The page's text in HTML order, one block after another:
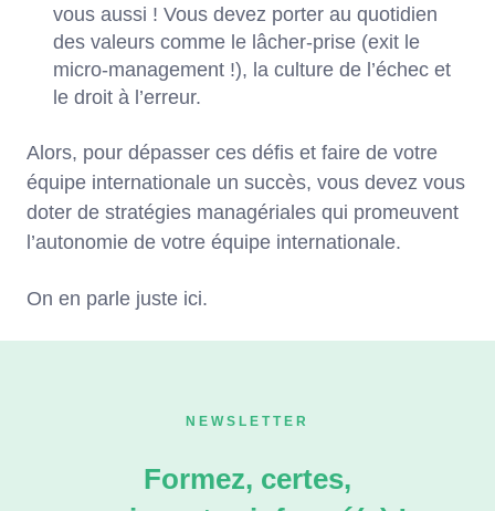
vous aussi ! Vous devez porter au quotidien
des valeurs comme le lâcher-prise (exit le
micro-management !), la culture de l’échec et
le droit à l’erreur.
Alors, pour dépasser ces défis et faire de votre
équipe internationale un succès, vous devez vous
doter de stratégies managériales qui promeuvent
l’autonomie de votre équipe internationale.
On en parle juste ici.
NEWSLETTER
Formez, certes,